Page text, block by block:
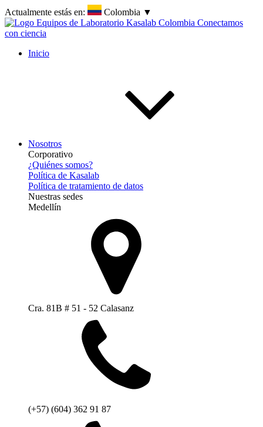
Actualmente estás en: Colombia ▼
Inicio
Nosotros
Corporativo
¿Quiénes somos?
Política de Kasalab
Política de tratamiento de datos
Nuestras sedes
Medellín
Cra. 81B # 51 - 52 Calasanz
(+57) (604) 362 91 87